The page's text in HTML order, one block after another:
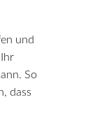
und
So
dass